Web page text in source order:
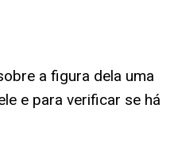
a figura dela uma
e para verificar se há